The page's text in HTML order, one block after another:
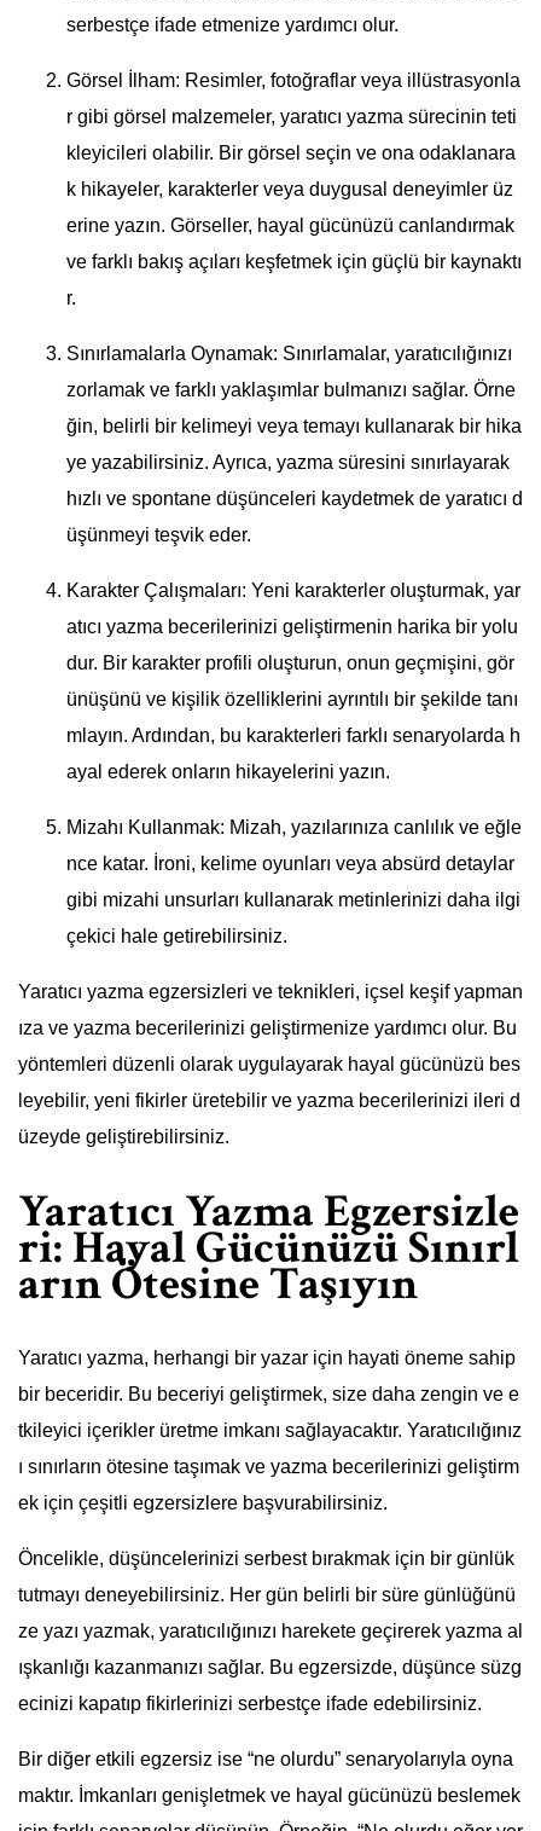
serbestçe ifade etmenize yardımcı olur.
Görsel İlham: Resimler, fotoğraflar veya illüstrasyonla
r gibi görsel malzemeler, yaratıcı yazma sürecinin teti
kleyicileri olabilir. Bir görsel seçin ve ona odaklanara
k hikayeler, karakterler veya duygusal deneyimler üz
erine yazın. Görseller, hayal gücünüzü canlandırmak
ve farklı bakış açıları keşfetmek için güçlü bir kaynaktı
r.
Sınırlamalarla Oynamak: Sınırlamalar, yaratıcılığınızı
zorlamak ve farklı yaklaşımlar bulmanızı sağlar. Örne
ğin, belirli bir kelimeyi veya temayı kullanarak bir hika
ye yazabilirsiniz. Ayrıca, yazma süresini sınırlayarak
hızlı ve spontane düşünceleri kaydetmek de yaratıcı d
üşünmeyi teşvik eder.
Karakter Çalışmaları: Yeni karakterler oluşturmak, yar
atıcı yazma becerilerinizi geliştirmenin harika bir yolu
dur. Bir karakter profili oluşturun, onun geçmişini, gör
ünüşünü ve kişilik özelliklerini ayrıntılı bir şekilde tanı
mlayın. Ardından, bu karakterleri farklı senaryolarda h
ayal ederek onların hikayelerini yazın.
Mizahı Kullanmak: Mizah, yazılarınıza canlılık ve eğle
nce katar. İroni, kelime oyunları veya absürd detaylar
gibi mizahi unsurları kullanarak metinlerinizi daha ilgi
çekici hale getirebilirsiniz.
Yaratıcı yazma egzersizleri ve teknikleri, içsel keşif yapman
ıza ve yazma becerilerinizi geliştirmenize yardımcı olur. Bu
yöntemleri düzenli olarak uygulayarak hayal gücünüzü bes
leyebilir, yeni fikirler üretebilir ve yazma becerilerinizi ileri d
üzeyde geliştirebilirsiniz.
Yaratıcı Yazma Egzersizle
ri: Hayal Gücünüzü Sınırl
arın Ötesine Taşıyın
Yaratıcı yazma, herhangi bir yazar için hayati öneme sahip
bir beceridir. Bu beceriyi geliştirmek, size daha zengin ve e
tkileyici içerikler üretme imkanı sağlayacaktır. Yaratıcılığınız
ı sınırların ötesine taşımak ve yazma becerilerinizi geliştirm
ek için çeşitli egzersizlere başvurabilirsiniz.
Öncelikle, düşüncelerinizi serbest bırakmak için bir günlük
tutmayı deneyebilirsiniz. Her gün belirli bir süre günlüğünü
ze yazı yazmak, yaratıcılığınızı harekete geçirerek yazma al
ışkanlığı kazanmanızı sağlar. Bu egzersizde, düşünce süzg
ecinizi kapatıp fikirlerinizi serbestçe ifade edebilirsiniz.
Bir diğer etkili egzersiz ise “ne olurdu” senaryolarıyla oyna
maktır. İmkanları genişletmek ve hayal gücünüzü beslemek